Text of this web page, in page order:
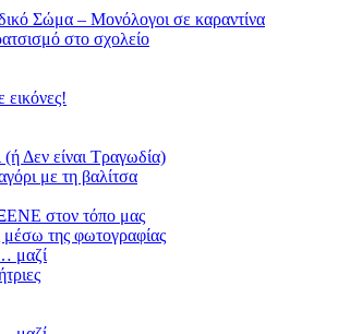
Σώμα – Μονόλογοι σε καραντίνα
στο σχολείο
εικόνες!
Δεν είναι Τραγωδία)
με τη βαλίτσα
στον τόπο μας
μέσω της φωτογραφίας
μαζί